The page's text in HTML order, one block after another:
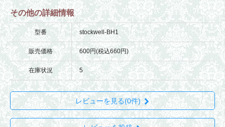
その他の詳細情報
型番 stockwell-BH1
販売価格 600円(税込660円)
在庫状況 5
レビューを見る(0件)